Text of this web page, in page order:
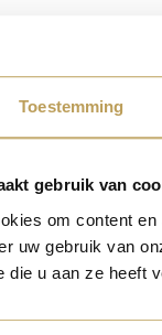
Toestemming
gebruik van
om content
uw gebruik van
die u aan ze heeft